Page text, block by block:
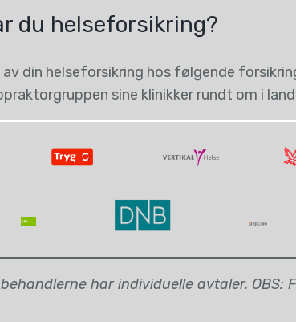
du helseforsikring?
din helseforsikring hos følgende
sine klinikker rundt om i
har individuelle avtaler.